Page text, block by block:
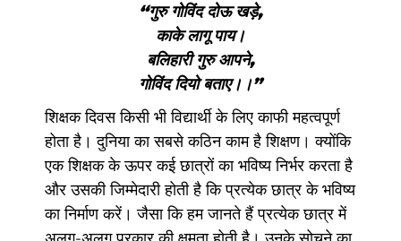
“गुरु गोविंद दोऊ खड़े,
काके लागू पाय।
बलिहारी गुरु आपने,
गोविंद दियो बताए। ।”
शिक्षक दिवस किसी भी विद्यार्थी के लिए काफी महत्वपूर्ण
होता है। दुनिया का सबसे कठिन काम है शिक्षण। क्योंकि
एक शिक्षक के ऊपर कई छात्रों का भविष्य निर्भर करता है
और उसकी जिम्मेदारी होती है कि प्रत्येक छात्र के भविष्य
का निर्माण करें। जैसा कि हम जानते हैं प्रत्येक छात्र में